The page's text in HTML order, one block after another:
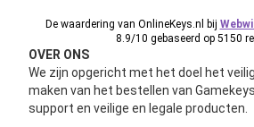
De waardering van OnlineKeys.nl bij
8.9/10 gebaseerd op 5150
OVER ONS
We zijn opgericht met het doel het
maken van het bestellen van
support en veilige en legale producten.